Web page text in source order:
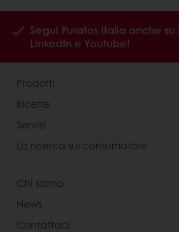
Segui Puratos Italia anche
LinkedIn e Youtube!
Prodotti
Ricette
Servizi
La ricerca sul consumatore
Chi siamo
News
Contattaci